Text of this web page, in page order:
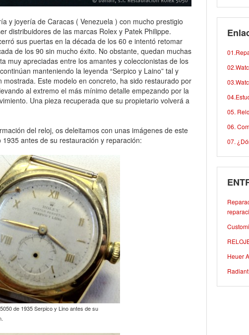
y joyería de Caracas ( Venezuela ) con mucho prestigio
distribuidores de las marcas Rolex y Patek Philippe.
sus puertas en la década de los 60 e intentó retomar
de los 90 sin mucho éxito. No obstante, quedan muchas
muy apreciadas entre los amantes y coleccionistas de los
manteniendo la leyenda “Serpico y Laino” tal y
mostrada. Este modelo en concreto, ha sido restaurado por
al extremo el más mínimo detalle empezando por la
Una pieza recuperada que su propietario volverá a
del reloj, os deleitamos con unas imágenes de este
antes de su restauración y reparación:
de 1935 Serpico y Lino antes de su
05.
06.
07.
Heuer